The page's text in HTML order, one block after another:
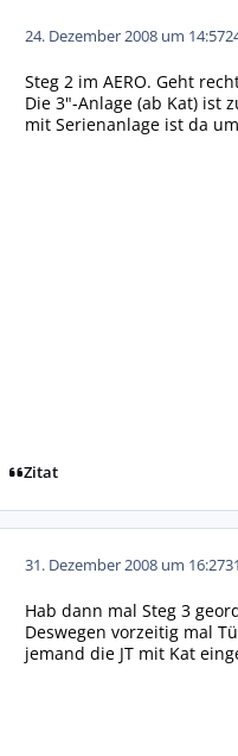
24. Dezember 2008 um 14:57
Steg 2 im AERO. Geht
Die 3"-Anlage (ab Kat) ist
mit Serienanlage ist da
Zitat
31. Dezember 2008 um 16:27
Hab dann mal Steg 3
Deswegen vorzeitig mal
jemand die JT mit Kat